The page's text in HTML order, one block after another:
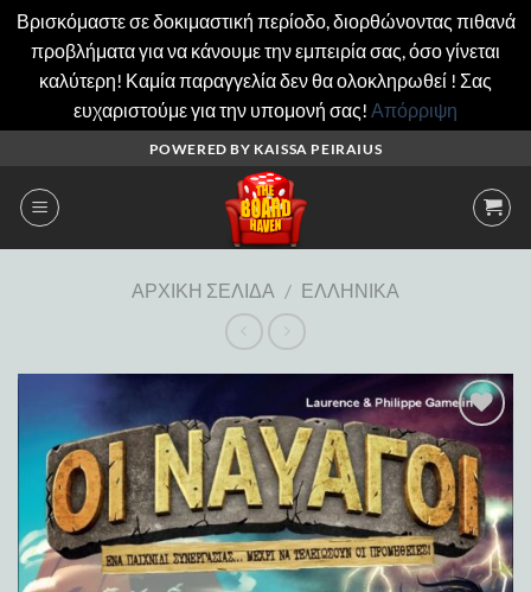
Βρισκόμαστε σε δοκιμαστική περίοδο, διορθώνοντας πιθανά
προβλήματα για να κάνουμε την εμπειρία σας, όσο γίνεται
καλύτερη! Καμία παραγγελία δεν θα ολοκληρωθεί ! Σας
ευχαριστούμε για την υπομονή σας! Απόρριψη
περιεχόμενο
POWERED BY KAISSA PEIRAIUS
ΑΡΧΙΚΉ ΣΕΛΊΔΑ / ΕΛΛΗΝΙΚΆ
Add to
wishlist